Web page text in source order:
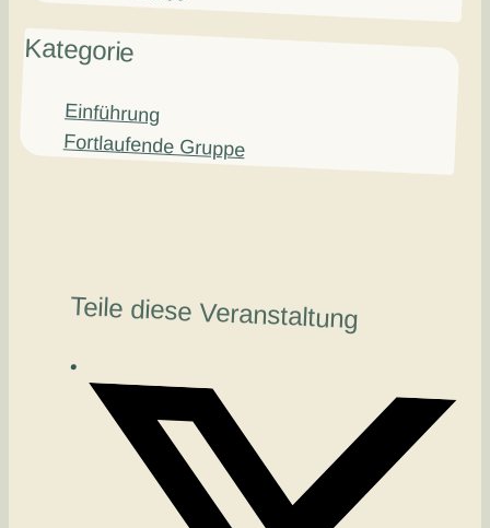
Kategorie
Einführung
Fortlaufende Gruppe
Teile diese Veranstaltung